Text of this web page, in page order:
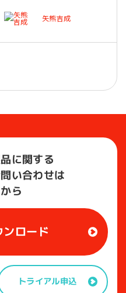
矢熊吉成
に関する
い合わせは
ら
ロード
トライアル申込